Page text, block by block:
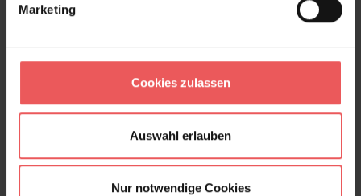
Marketing
Cookies zulassen
Auswahl erlauben
Nur notwendige Cookies
Nuage, col. 02
88,50 €